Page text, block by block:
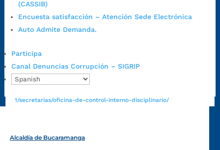
(CASSIB)
Encuesta satisfacción – Atención Sede Electrónica
Auto Admite Demanda.
Participa
Canal Denuncias Corrupción – SIGRIP
Radique aquí su queja disciplinaria:
https://www.bucaramanga.gov.co/gobierno-ciudadanos-
1/secretarias/oficina-de-control-interno-disciplinario/
Alcaldía de Bucaramanga